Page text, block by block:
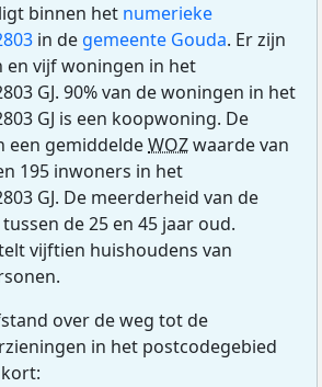
binnen het numerieke
in de gemeente Gouda. Er zijn
en vijf woningen in het
GJ. 90% van de woningen in het
GJ is een koopwoning. De
een gemiddeldeWOZwaarde van
195 inwoners in het
GJ. De meerderheid van de
de 25 en 45 jaar oud.
vijftien huishoudens van
over de weg tot de
in het postcodegebied